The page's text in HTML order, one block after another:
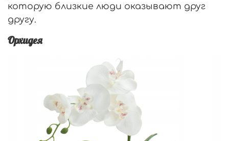
которую близкие люди оказывают друг
другу.
Орхидея